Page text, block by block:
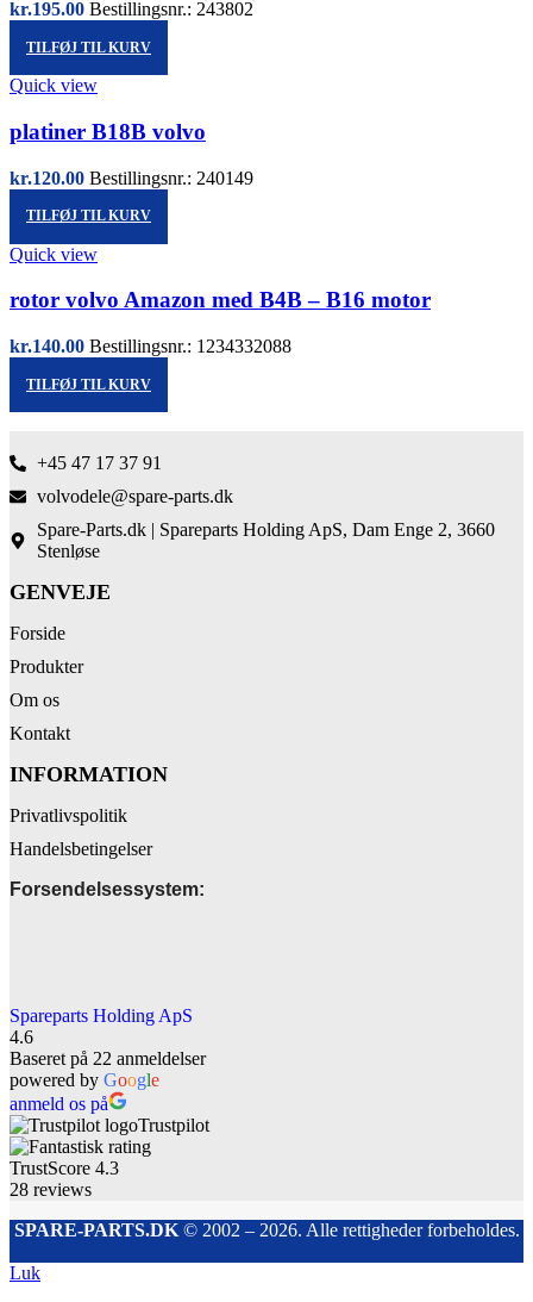
kr.195.00 Bestillingsnr.: 243802
TILFØJ TIL KURV
Quick view
platiner B18B volvo
kr.120.00 Bestillingsnr.: 240149
TILFØJ TIL KURV
Quick view
rotor volvo Amazon med B4B – B16 motor
kr.140.00 Bestillingsnr.: 1234332088
TILFØJ TIL KURV
+45 47 17 37 91
volvodele@spare-parts.dk
Spare-Parts.dk | Spareparts Holding ApS, Dam Enge 2, 3660
Stenløse
GENVEJE
Forside
Produkter
Om os
Kontakt
INFORMATION
Privatlivspolitik
Handelsbetingelser
Forsendelsessystem:
Spareparts Holding ApS
4.6
Baseret på 22 anmeldelser
powered by Google
anmeld os på
Trustpilot
TrustScore 4.3
28 reviews
SPARE-PARTS.DK© 2002 – 2026. Alle rettigheder forbeholdes.
Luk